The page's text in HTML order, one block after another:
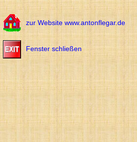
zur Website www.antonflegar.de
Fenster schließen